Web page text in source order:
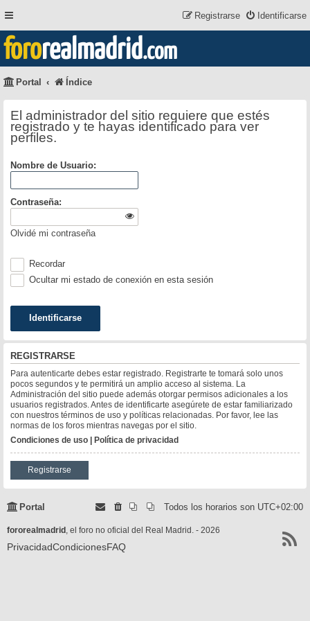
Identificarse
Registrarse
fororealmadrid.com
Portal Índice
El administrador del sitio requiere que estés
registrado y te hayas identificado para ver
perfiles.
Nombre de Usuario:
Contraseña:
Olvidé mi contraseña
Recordar
Ocultar mi estado de conexión en esta sesión
REGISTRARSE
Para autenticarte debes estar registrado. Registrarte te tomará solo unos
pocos segundos y te permitirá un amplio acceso al sistema. La
Administración del sitio puede además otorgar permisos adicionales a los
usuarios registrados. Antes de identificarte asegúrete de estar familiarizado
con nuestros términos de uso y políticas relacionadas. Por favor, lee las
normas de los foros mientras navegas por el sitio.
Condiciones de uso | Política de privacidad
Registrarse
Portal Todos los horarios son UTC+02:00
fororealmadrid , el foro no oficial del Real Madrid. - 2026
PrivacidadCondicionesFAQ